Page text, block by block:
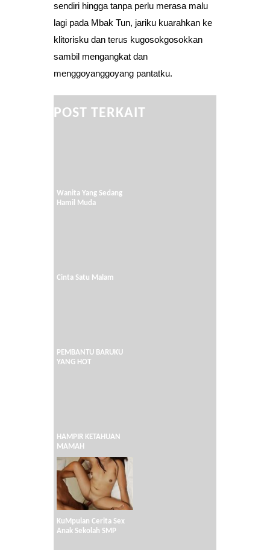
sendiri hingga tanpa perlu merasa malu
lagi pada Mbak Tun, jariku kuarahkan ke
klitorisku dan terus kugosokgosokkan
sambil mengangkat dan
menggoyanggoyang pantatku.
POST TERKAIT
Wanita Yang Sedang
Hamil Muda
Cinta Satu Malam
PEMBANTU BARUKU
YANG HOT
HAMPIR KETAHUAN
MAMAH
KuMpulan Cerita Sex
Anak Sekolah SMP